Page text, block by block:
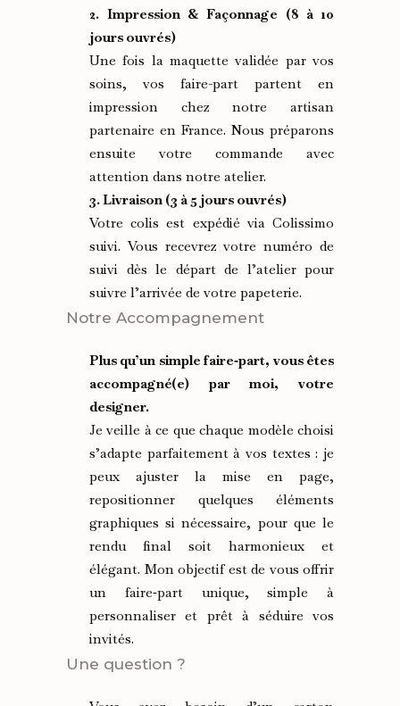
2. Impression & Façonnage (8 à 10
jours ouvrés)
Une fois la maquette validée par vos
soins, vos faire-part partent en
impression chez notre artisan
partenaire en France. Nous préparons
ensuite votre commande avec
attention dans notre atelier.
3. Livraison (3 à 5 jours ouvrés)
Votre colis est expédié via Colissimo
suivi. Vous recevrez votre numéro de
suivi dès le départ de l’atelier pour
suivre l’arrivée de votre papeterie.
Notre Accompagnement
Plus qu’un simple faire‑part, vous êtes
accompagné(e) par moi, votre
designer.
Je veille à ce que chaque modèle choisi
s’adapte parfaitement à vos textes : je
peux ajuster la mise en page,
repositionner quelques éléments
graphiques si nécessaire, pour que le
rendu final soit harmonieux et
élégant. Mon objectif est de vous offrir
un faire‑part unique, simple à
personnaliser et prêt à séduire vos
invités.
Une question ?